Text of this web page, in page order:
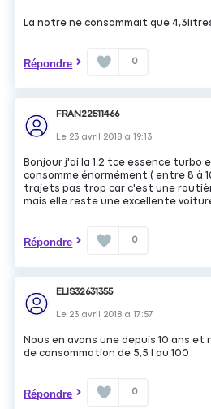
La notre ne consommait que
Répondre 0
FRAN22511466
Le 23 avril 2018 à19:13
Bonjour j'ai la 1,2 tce essence turbo
consomme énormément ( entre 8 à
trajets pas trop car c'est une
mais elle reste une excellente
Répondre 0
ELIS32631355
Le 23 avril 2018 à17:57
Nous en avons une depuis 10 ans et
de consommation de 5,5 l au 100
Répondre 0